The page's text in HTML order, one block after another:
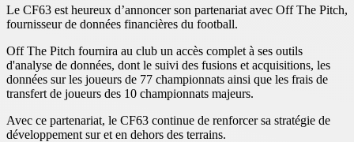
Le CF63 est heureux d’annoncer son partenariat avec Off The Pitch,
fournisseur de données financières du football.
Off The Pitch fournira au club un accès complet à ses outils
d'analyse de données, dont le suivi des fusions et acquisitions, les
données sur les joueurs de 77 championnats ainsi que les frais de
transfert de joueurs des 10 championnats majeurs.
Avec ce partenariat, le CF63 continue de renforcer sa stratégie de
développement sur et en dehors des terrains.